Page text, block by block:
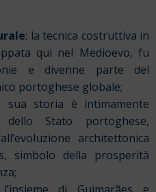
: la tecnica costruttiva in
qui nel Medioevo, fu
e divenne parte del
portoghese globale;
sua storia è intimamente
Stato portoghese,
architettonica
simbolo della prosperità